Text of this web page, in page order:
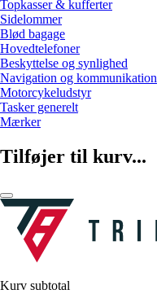
Topkasser & kufferter
Sidelommer
Blød bagage
Hovedtelefoner
Beskyttelse og synlighed
Navigation og kommunikation
Motorcykeludstyr
Tasker generelt
Mærker
Tilføjer til kurv...
Kurv subtotal